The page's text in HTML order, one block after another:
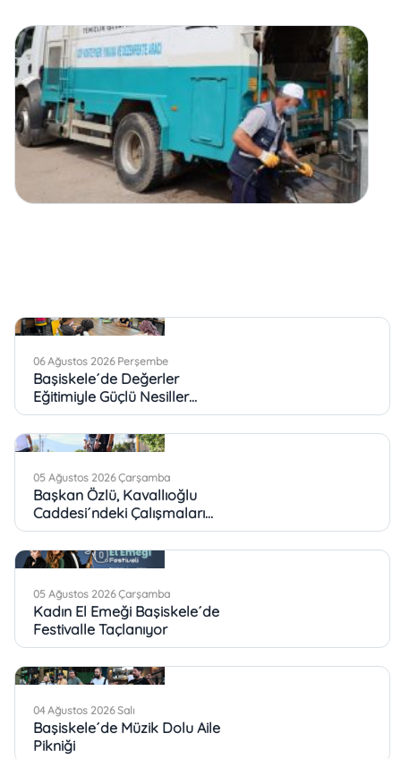
06 Ağustos 2026 Perşembe
Başiskele´de Değerler
Eğitimiyle Güçlü Nesiller
Yetişiyor
05 Ağustos 2026 Çarşamba
Başkan Özlü, Kavallıoğlu
Caddesi´ndeki Çalışmaları
İnceledi
05 Ağustos 2026 Çarşamba
Kadın El Emeği Başiskele´de
Festivalle Taçlanıyor
04 Ağustos 2026 Salı
Başiskele´de Müzik Dolu Aile
Pikniği